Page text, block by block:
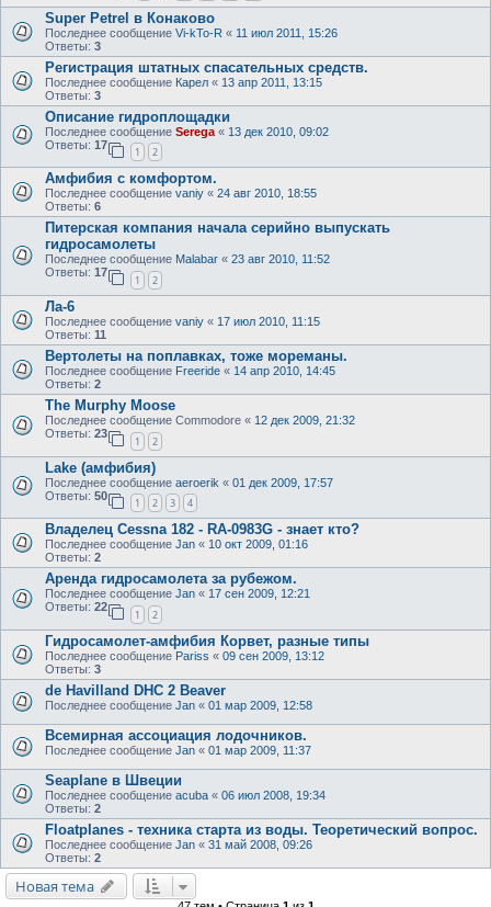
Super Petrel в Конаково
Последнее сообщение Vi-kTo-R « 11 июл 2011, 15:26
Ответы: 3
Регистрация штатных спасательных средств.
Последнее сообщение Карел « 13 апр 2011, 13:15
Ответы: 3
Описание гидроплощадки
Последнее сообщение Serega « 13 дек 2010, 09:02
Ответы: 17
1 2
Амфибия с комфортом.
Последнее сообщение vaniy « 24 авг 2010, 18:55
Ответы: 6
Питерская компания начала серийно выпускать
гидросамолеты
Последнее сообщение Malabar « 23 авг 2010, 11:52
Ответы: 17
1 2
Ла-6
Последнее сообщение vaniy « 17 июл 2010, 11:15
Ответы: 11
Вертолеты на поплавках, тоже мореманы.
Последнее сообщение Freeride « 14 апр 2010, 14:45
Ответы: 2
The Murphy Moose
Последнее сообщение Commodore « 12 дек 2009, 21:32
Ответы: 23
1 2
Lake (амфибия)
Последнее сообщение aeroerik « 01 дек 2009, 17:57
Ответы: 50
1 2 3 4
Владелец Сessna 182 - RA-0983G - знает кто?
Последнее сообщение Jan « 10 окт 2009, 01:16
Ответы: 2
Аренда гидросамолета за рубежом.
Последнее сообщение Jan « 17 сен 2009, 12:21
Ответы: 22
1 2
Гидросамолет-амфибия Корвет, разные типы
Последнее сообщение Pariss « 09 сен 2009, 13:12
Ответы: 3
de Havilland DHC 2 Beaver
Последнее сообщение Jan « 01 мар 2009, 12:58
Всемирная ассоциация лодочников.
Последнее сообщение Jan « 01 мар 2009, 11:37
Seaplane в Швеции
Последнее сообщение acuba « 06 июл 2008, 19:34
Ответы: 2
Floatplanes - техника старта из воды. Теоретический вопрос.
Последнее сообщение Jan « 31 май 2008, 09:26
Ответы: 2
Новая тема